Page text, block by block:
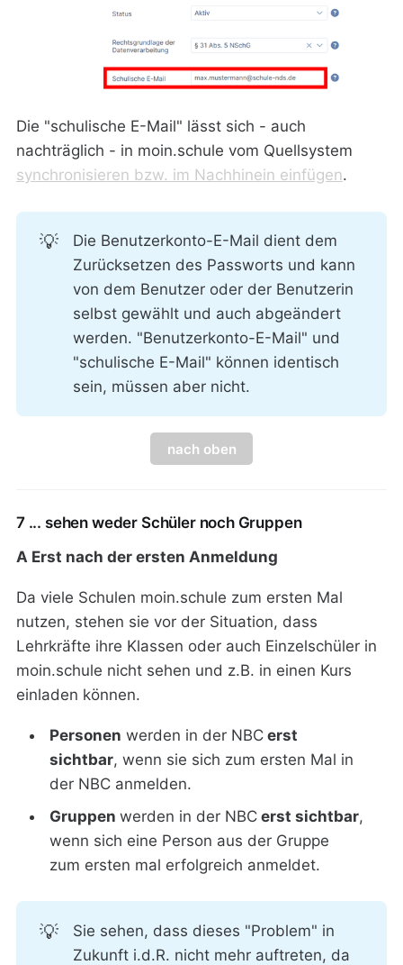
Die "schulische E-Mail" lässt sich - auch
nachträglich - in moin.schule vom Quellsystem
synchronisieren bzw. im Nachhinein einfügen.
💡
Die Benutzerkonto-E-Mail dient dem
Zurücksetzen des Passworts und kann
von dem Benutzer oder der Benutzerin
selbst gewählt und auch abgeändert
werden. "Benutzerkonto-E-Mail" und
"schulische E-Mail" können identisch
sein, müssen aber nicht.
nach oben
7 ... sehen weder Schüler noch Gruppen
A Erst nach der ersten Anmeldung
Da viele Schulen moin.schule zum ersten Mal
nutzen, stehen sie vor der Situation, dass
Lehrkräfte ihre Klassen oder auch Einzelschüler in
moin.schule nicht sehen und z.B. in einen Kurs
einladen können.
Personen werden in der NBC erst
sichtbar, wenn sie sich zum ersten Mal in
der NBC anmelden.
Gruppenwerden in der NBC erst sichtbar,
wenn sich eine Person aus der Gruppe
zum ersten mal erfolgreich anmeldet.
💡
Sie sehen, dass dieses "Problem" in
Zukunft i.d.R. nicht mehr auftreten, da